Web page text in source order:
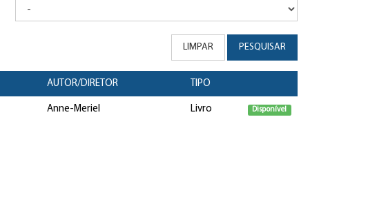
LIMPAR PESQUISAR
AUTOR/DIRETOR TIPO
Anne-Meriel Livro Disponível